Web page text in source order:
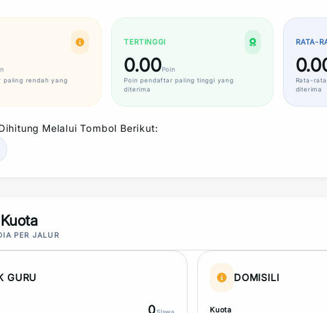
paling rendah yang
TERTINGGI
0.00Poin
Poin pendaftar paling tinggi yang
diterima
RATA-
Rata-rata
diterima
Melalui Tombol Berikut:
PER JALUR
GURU
0
DOMISILI
Kuota